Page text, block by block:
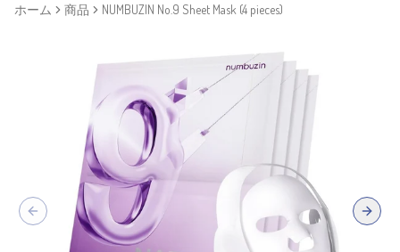
ホーム 商品 NUMBUZIN No.9 Sheet Mask (4 pieces)
Previous slide Next